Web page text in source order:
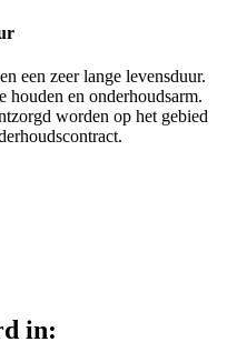
een zeer lange levensduur.
houden en onderhoudsarm.
worden op het gebied
in: